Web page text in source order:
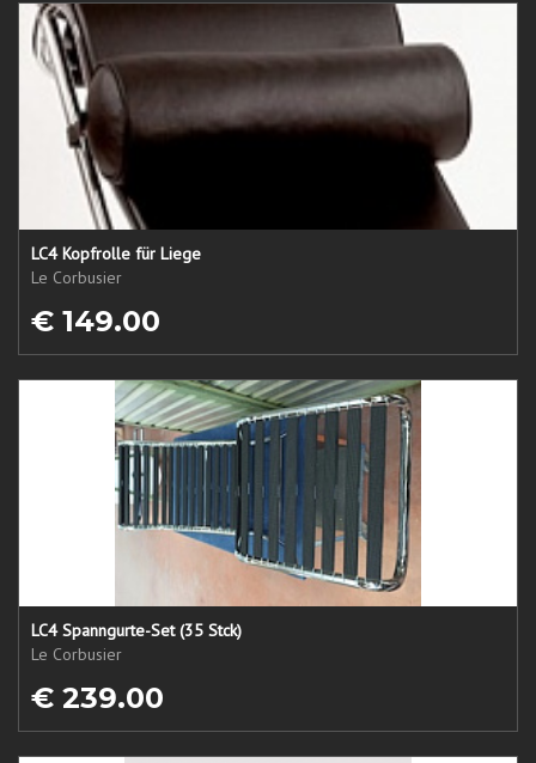
LC4 Kopfrolle für Liege
Le Corbusier
€ 149.00
LC4 Spanngurte-Set (35 Stck)
Le Corbusier
€ 239.00